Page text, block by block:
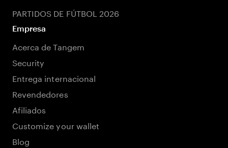
PARTIDOS DE FÚTBOL 2026
Empresa
Acerca de Tangem
Security
Entrega internacional
Revendedores
Afiliados
Customize your wallet
Blog